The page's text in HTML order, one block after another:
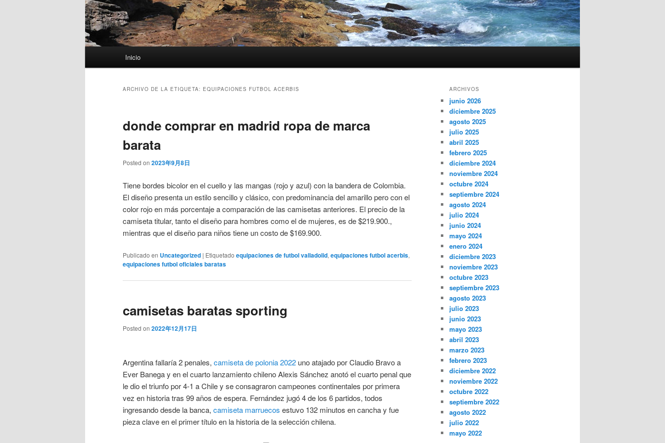
Inicio
ARCHIVO DE LA ETIQUETA: EQUIPACIONES FUTBOL ACERBIS
donde comprar en madrid ropa de marca
barata
Posted on 2023年9月8日
Tiene bordes bicolor en el cuello y las mangas (rojo y azul) con la bandera de Colombia.
El diseño presenta un estilo sencillo y clásico, con predominancia del amarillo pero con el
color rojo en más porcentaje a comparación de las camisetas anteriores. El precio de la
camiseta titular, tanto el diseño para hombres como el de mujeres, es de $219.900.,
mientras que el diseño para niños tiene un costo de $169.900.
Publicado en Uncategorized | Etiquetado equipaciones de futbol valladolid, equipaciones futbol acerbis,
equipaciones futbol oficiales baratas
camisetas baratas sporting
Posted on 2022年12月17日
Argentina fallaría 2 penales, camiseta de polonia 2022 uno atajado por Claudio Bravo a
Ever Banega y en el cuarto lanzamiento chileno Alexis Sánchez anotó el cuarto penal que
le dio el triunfo por 4-1 a Chile y se consagraron campeones continentales por primera
vez en historia tras 99 años de espera. Fernández jugó 4 de los 6 partidos, todos
ingresando desde la banca, camiseta marruecos estuvo 132 minutos en cancha y fue
pieza clave en el primer título en la historia de la selección chilena.
ARCHIVOS
junio 2026
diciembre 2025
agosto 2025
julio 2025
abril 2025
febrero 2025
diciembre 2024
noviembre 2024
octubre 2024
septiembre 2024
agosto 2024
julio 2024
junio 2024
mayo 2024
enero 2024
diciembre 2023
noviembre 2023
octubre 2023
septiembre 2023
agosto 2023
julio 2023
junio 2023
mayo 2023
abril 2023
marzo 2023
febrero 2023
diciembre 2022
noviembre 2022
octubre 2022
septiembre 2022
agosto 2022
julio 2022
mayo 2022